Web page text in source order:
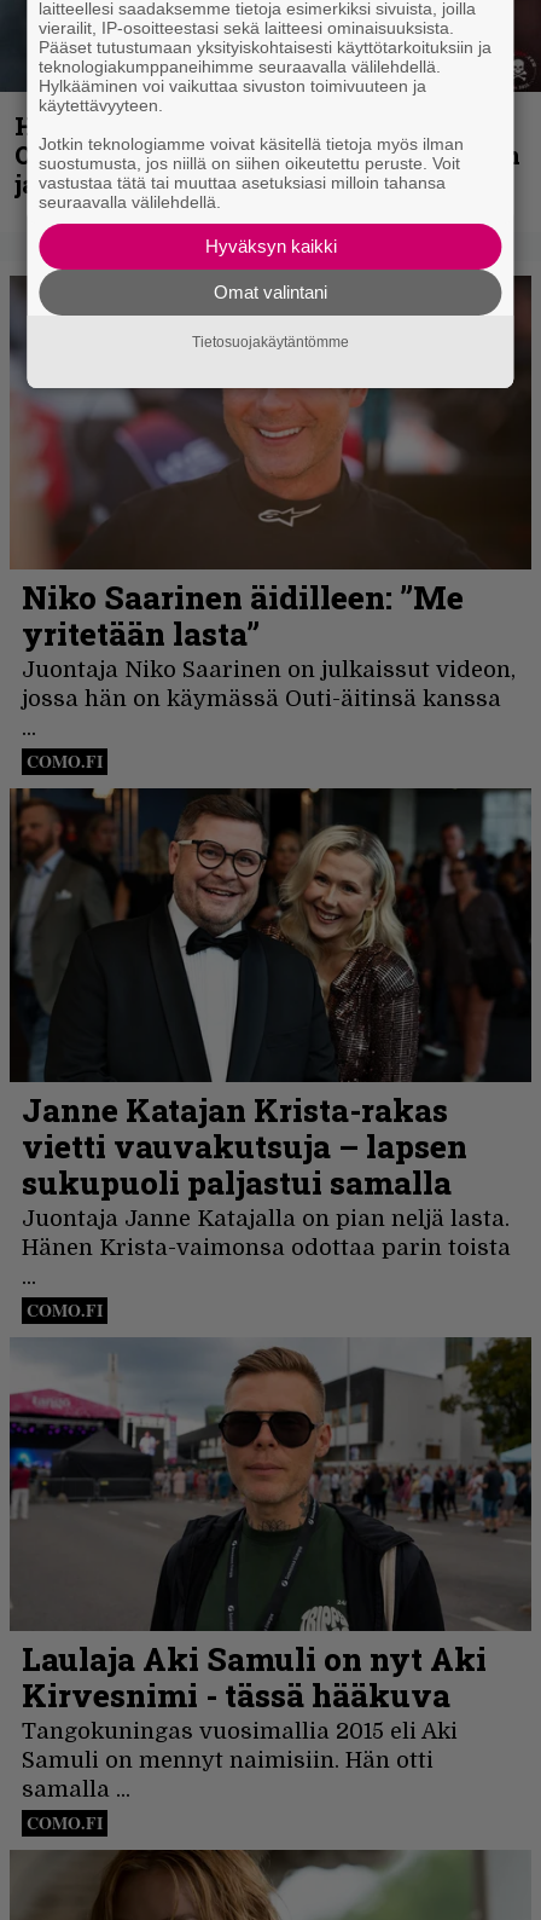
Hellsinki Metal Festival kuvina, osa 2:
Opeth, Misþyrming, Eluveitie, Triptykon
ja muita lauantain esiintyjiä
laitteellesi saadaksemme tietoja esimerkiksi sivuista, joilla
vierailit, IP-osoitteestasi sekä laitteesi ominaisuuksista.
Pääset tutustumaan yksityiskohtaisesti käyttötarkoituksiin ja
teknologiakumppaneihimme seuraavalla välilehdellä.
Hylkääminen voi vaikuttaa sivuston toimivuuteen ja
käytettävyyteen.
Jotkin teknologiamme voivat käsitellä tietoja myös ilman
suostumusta, jos niillä on siihen oikeutettu peruste. Voit
vastustaa tätä tai muuttaa asetuksiasi milloin tahansa
seuraavalla välilehdellä.
Hyväksyn kaikki
Omat valintani
Tietosuojakäytäntömme